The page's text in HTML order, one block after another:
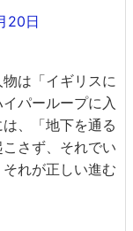
20日
は「イギリスに
イパーループに入
、「地下を通る
さず、それでい
れが正しい進む